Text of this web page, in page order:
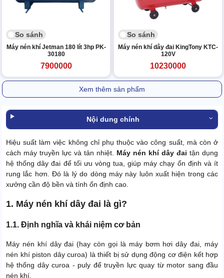
So sánh
Máy nén khí Jetman 180 lít 3hp PK-
30180
7900000
So sánh
Máy nén khí dây đai KingTony KTC-
120V
10230000
Xem thêm sản phẩm
Nội dung chính
Hiệu suất làm việc không chỉ phụ thuộc vào công suất, mà còn ở
cách máy truyền lực và tản nhiệt. Máy nén khí dây đai tận dụng
hệ thống dây đai để tối ưu vòng tua, giúp máy chạy ổn định và ít
rung lắc hơn. Đó là lý do dòng máy này luôn xuất hiện trong các
xưởng cần độ bền và tính ổn định cao.
1. Máy nén khí dây đai là gì?
1.1. Định nghĩa và khái niệm cơ bản
Máy nén khí dây đai (hay còn gọi là máy bơm hơi dây đai, máy
nén khí piston dây curoa) là thiết bị sử dụng động cơ điện kết hợp
hệ thống dây curoa - puly để truyền lực quay từ motor sang đầu
nén khí.